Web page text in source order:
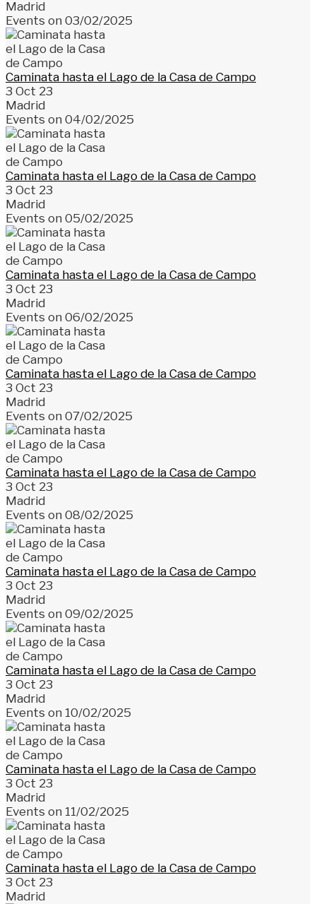
Madrid
Events on 03/02/2025
Caminata hasta el Lago de la Casa de Campo
3 Oct 23
Madrid
Events on 04/02/2025
Caminata hasta el Lago de la Casa de Campo
3 Oct 23
Madrid
Events on 05/02/2025
Caminata hasta el Lago de la Casa de Campo
3 Oct 23
Madrid
Events on 06/02/2025
Caminata hasta el Lago de la Casa de Campo
3 Oct 23
Madrid
Events on 07/02/2025
Caminata hasta el Lago de la Casa de Campo
3 Oct 23
Madrid
Events on 08/02/2025
Caminata hasta el Lago de la Casa de Campo
3 Oct 23
Madrid
Events on 09/02/2025
Caminata hasta el Lago de la Casa de Campo
3 Oct 23
Madrid
Events on 10/02/2025
Caminata hasta el Lago de la Casa de Campo
3 Oct 23
Madrid
Events on 11/02/2025
Caminata hasta el Lago de la Casa de Campo
3 Oct 23
Madrid